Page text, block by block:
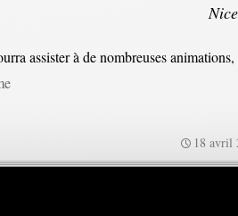
assister à de nombreuses
18 avril